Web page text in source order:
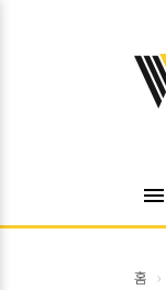
위
menu
홈